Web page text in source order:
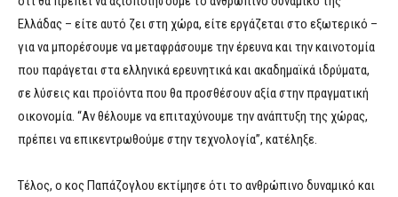
Ελλάδας – είτε αυτό ζει στη χώρα, είτε εργάζεται στο εξωτερικό –
για να μπορέσουμε να μεταφράσουμε την έρευνα και την καινοτομία
που παράγεται στα ελληνικά ερευνητικά και ακαδημαϊκά ιδρύματα,
σε λύσεις και προϊόντα που θα προσθέσουν αξία στην πραγματική
οικονομία. “Αν θέλουμε να επιταχύνουμε την ανάπτυξη της χώρας,
πρέπει να επικεντρωθούμε στην τεχνολογία”, κατέληξε.
Τέλος, ο κος Παπάζογλου εκτίμησε ότι το ανθρώπινο δυναμικό και